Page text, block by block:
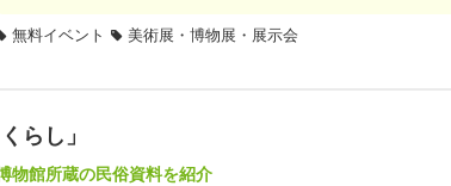
無料イベント 美術展・博物展・展示会
らし」
物館所蔵の民俗資料を紹介